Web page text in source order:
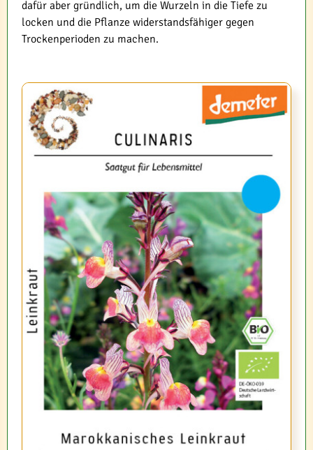
dafür aber gründlich, um die Wurzeln in die Tiefe zu
locken und die Pflanze widerstandsfähiger gegen
Trockenperioden zu machen.